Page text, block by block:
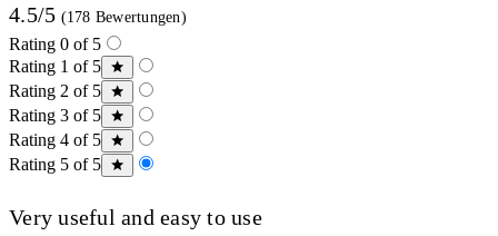
4.5/5 (178 Bewertungen)
Rating 0 of 5
Rating 1 of 5
Rating 2 of 5
Rating 3 of 5
Rating 4 of 5
Rating 5 of 5
Very useful and easy to use